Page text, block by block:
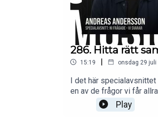
286. Hitta rätt
15:19 | onsdag 29 juli
I det här
en av de frågor vi får
konkreta råd kring hur
bästa", utan de som
Play